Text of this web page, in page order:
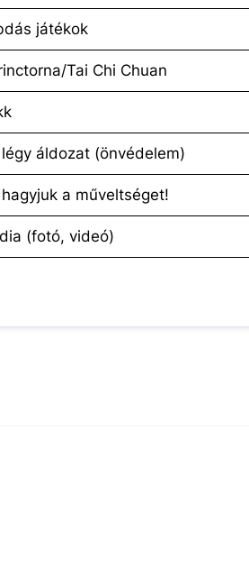
játékok
Tai Chi Chuan
áldozat (önvédelem)
a műveltséget!
(fotó, videó)